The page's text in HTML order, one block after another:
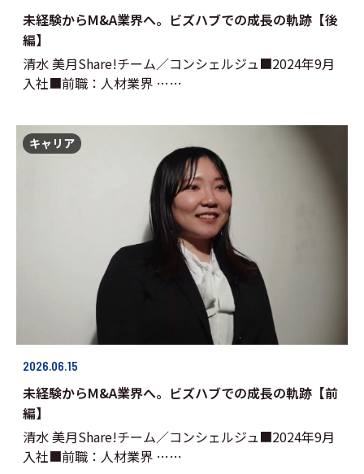
未経験からM&A業界へ。ビズハブでの成長の軌跡【後
編】
清水 美月Share!チーム／コンシェルジュ■2024年9月
入社■前職：人材業界 ……
2026.06.15
未経験からM&A業界へ。ビズハブでの成長の軌跡【前
編】
清水 美月Share!チーム／コンシェルジュ■2024年9月
入社■前職：人材業界 ……
キャリア